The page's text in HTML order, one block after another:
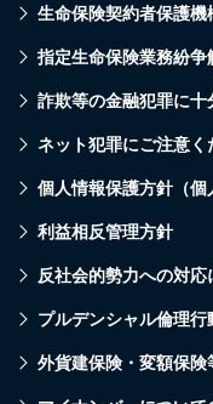
生命保険契約者保護機
指定生命保険業務紛争
詐欺等の金融犯罪に十
ネット犯罪にご注意く
個人情報保護方針（個
利益相反管理方針
反社会的勢力への対
プルデンシャル倫理行
外貨建保険・変額保